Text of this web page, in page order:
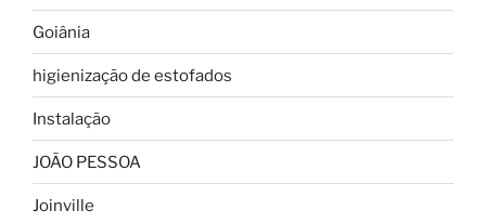
Goiânia
higienização de estofados
Instalação
JOÃO PESSOA
Joinville